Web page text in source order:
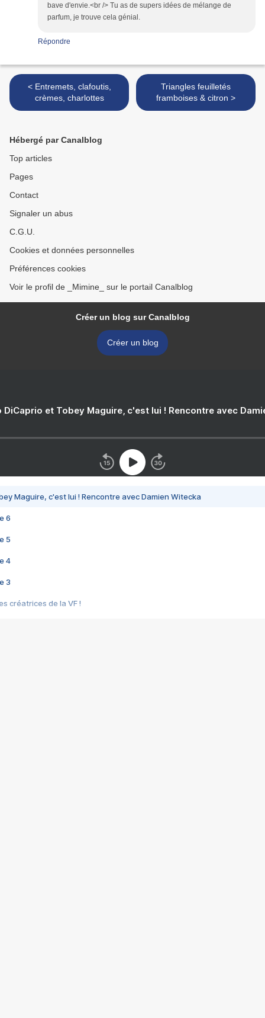
bave d'envie.<br /> Tu as de supers idées de mélange de
parfum, je trouve cela génial.
Répondre
< Entremets, clafoutis,
crèmes, charlottes
Triangles feuilletés
framboises & citron >
Hébergé par Canalblog
Top articles
Pages
Contact
Signaler un abus
C.G.U.
Cookies et données personnelles
Préférences cookies
Voir le profil de _Mimine_ sur le portail Canalblog
Créer un blog sur Canalblog
Créer un blog
DiCaprio et Tobey Maguire, c'est lui ! Rencontre avec
Maguire, c'est lui ! Rencontre avec Damien Witecka
6
5
4
3
créatrices de la VF !